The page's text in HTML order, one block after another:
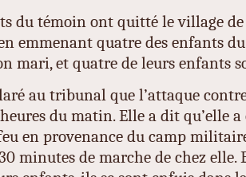
du témoin ont quitté le village de
emmenant quatre des enfants
mari, et quatre de leurs enfants
au tribunal que l’attaque
du matin. Elle a dit qu’elle
en provenance du camp
minutes de marche de chez